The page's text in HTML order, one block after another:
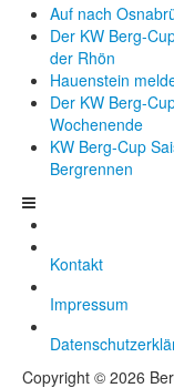
Auf nach
Der KW Berg-
der Rhön
Hauenstein
Der KW Berg-
Wochenende
KW Berg-Cup
Bergrennen
Kontakt
Impressum
Copyright © 2026